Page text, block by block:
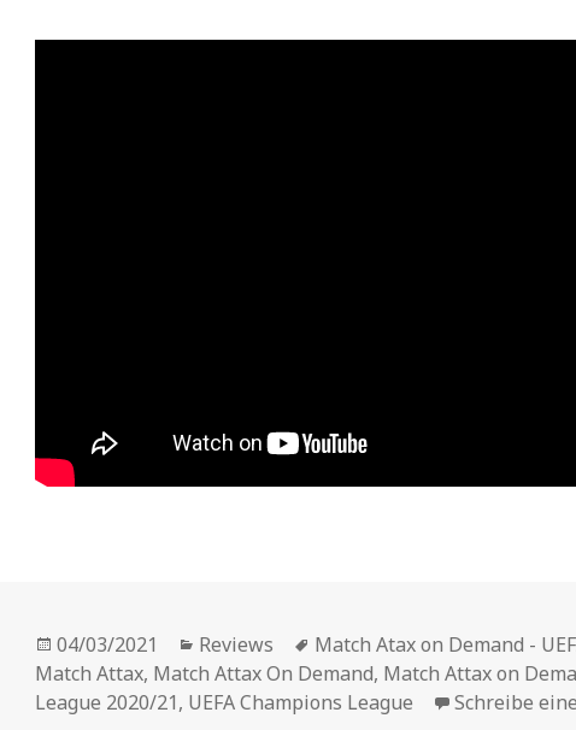
Veröffentlicht
am
04/03/2021 Kategorien
Reviews Schlagwörter
Match Atax on Demand -
Match Attax, Match Attax On Demand, Match Attax on
League 2020/21, UEFA Champions League Schreibe